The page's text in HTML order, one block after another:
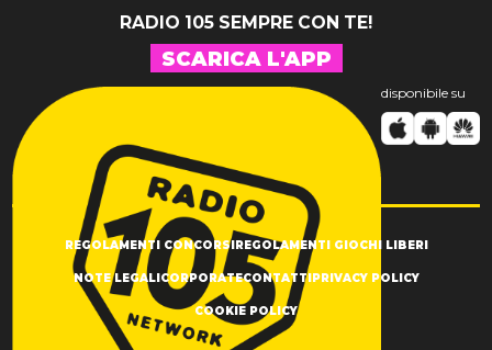
RADIO 105 SEMPRE CON TE!
SCARICA L'APP
disponibile su
REGOLAMENTI CONCORSIREGOLAMENTI GIOCHI LIBERI
NOTE LEGALICORPORATECONTATTIPRIVACY POLICY
COOKIE POLICY